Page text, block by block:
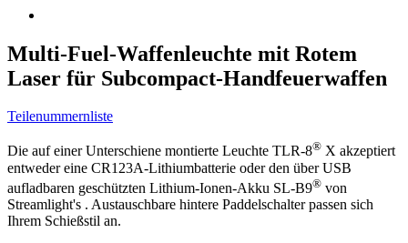
Multi-Fuel-Waffenleuchte mit Rotem
Laser für Subcompact-Handfeuerwaffen
Teilenummernliste
Die auf einer Unterschiene montierte Leuchte TLR-8® X akzeptiert
entweder eine CR123A-Lithiumbatterie oder den über USB
aufladbaren geschützten Lithium-Ionen-Akku SL-B9® von
Streamlight's . Austauschbare hintere Paddelschalter passen sich
Ihrem Schießstil an.